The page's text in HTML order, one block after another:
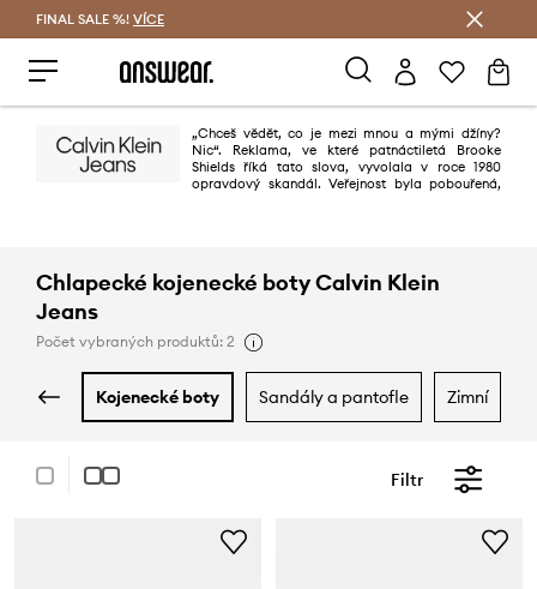
FINAL SALE %! VÍCE
„Chceš vědět, co je mezi mnou a mými džíny?
Nic“. Reklama, ve které patnáctiletá Brooke
Shields říká tato slova, vyvolala v roce 1980
opravdový skandál. Veřejnost byla pobouřená,
Chlapecké kojenecké boty Calvin Klein
Jeans
Počet vybraných produktů: 2
kojenecké boty sandály a pantofle zimní
Filtr